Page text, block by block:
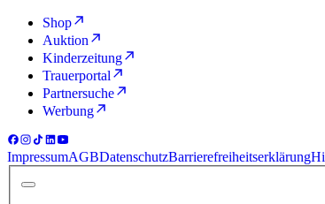
Shop
Auktion
Kinderzeitung
Trauerportal
Partnersuche
Werbung
ImpressumAGBDatenschutzBarrierefreiheitserklärung